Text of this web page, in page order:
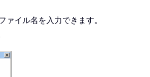
イル名を入力できます。